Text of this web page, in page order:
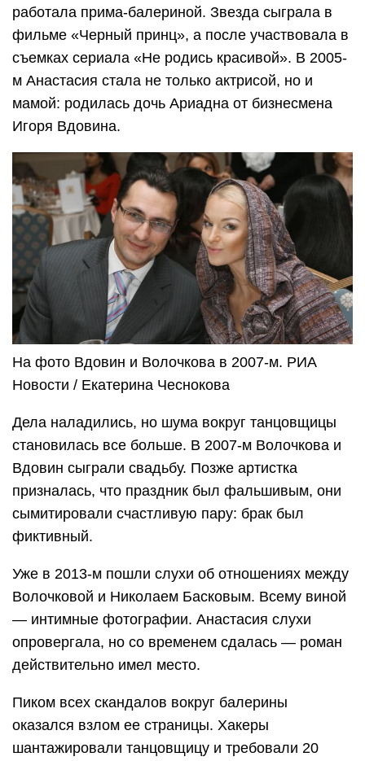
работала прима-балериной. Звезда сыграла в
фильме «Черный принц», а после участвовала в
съемках сериала «Не родись красивой». В 2005-
м Анастасия стала не только актрисой, но и
мамой: родилась дочь Ариадна от бизнесмена
Игоря Вдовина.
На фото Вдовин и Волочкова в 2007-м. РИА
Новости / Екатерина Чеснокова
Дела наладились, но шума вокруг танцовщицы
становилась все больше. В 2007-м Волочкова и
Вдовин сыграли свадьбу. Позже артистка
призналась, что праздник был фальшивым, они
сымитировали счастливую пару: брак был
фиктивный.
Уже в 2013-м пошли слухи об отношениях между
Волочковой и Николаем Басковым. Всему виной
— интимные фотографии. Анастасия слухи
опровергала, но со временем сдалась — роман
действительно имел место.
Пиком всех скандалов вокруг балерины
оказался взлом ее страницы. Хакеры
шантажировали танцовщицу и требовали 20